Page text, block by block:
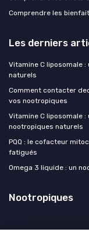
Comprendre les
Les derniers
Vitamine C liposomale
naturels
Comment contacter
vos nootropiques
Vitamine C liposomale
nootropiques naturels
PQQ : le cofacteur
fatigués
Omega 3 liquide : un
Nootropiques